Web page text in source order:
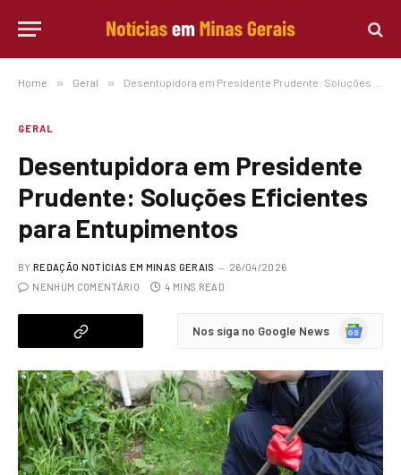
Home » Geral » Desentupidora em Presidente Prudente: Soluções Eficientes para Entupimentos
GERAL
Desentupidora em Presidente
Prudente: Soluções Eficientes
para Entupimentos
BY REDAÇÃO NOTÍCIAS EM MINAS GERAIS
26/04/2026
NENHUM COMENTÁRIO
4 MINS READ
Nos siga no Google News
Google